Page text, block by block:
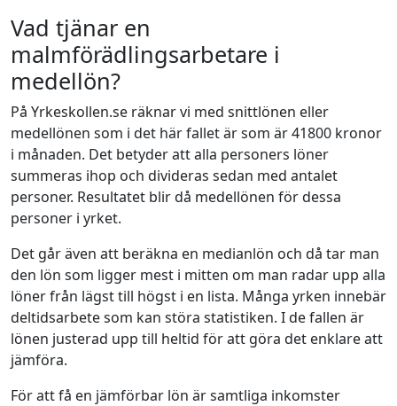
Vad tjänar en
malmförädlingsarbetare i
medellön?
På Yrkeskollen.se räknar vi med snittlönen eller
medellönen som i det här fallet är som är 41800 kronor
i månaden. Det betyder att alla personers löner
summeras ihop och divideras sedan med antalet
personer. Resultatet blir då medellönen för dessa
personer i yrket.
Det går även att beräkna en medianlön och då tar man
den lön som ligger mest i mitten om man radar upp alla
löner från lägst till högst i en lista. Många yrken innebär
deltidsarbete som kan störa statistiken. I de fallen är
lönen justerad upp till heltid för att göra det enklare att
jämföra.
För att få en jämförbar lön är samtliga inkomster